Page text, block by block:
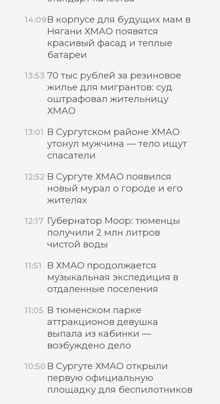
14:09В корпусе для будущих мам в
Нягани ХМАО появятся
красивый фасад и теплые
батареи
13:53 70 тыс рублей за резиновое
жилье для мигрантов: суд
оштрафовал жительницу
ХМАО
13:01 В Сургутском районе ХМАО
утонул мужчина — тело ищут
спасатели
12:52 В Сургуте ХМАО появился
новый мурал о городе и его
жителях
12:17 Губернатор Моор: тюменцы
получили 2 млн литров
чистой воды
11:51
В ХМАО продолжается
музыкальная экспедиция в
отдаленные поселения
11:05 В тюменском парке
аттракционов девушка
выпала из кабинки —
возбуждено дело
10:50 В Сургуте ХМАО открыли
первую официальную
площадку для беспилотников